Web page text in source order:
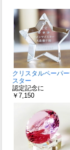
クリスタルペーパ
スター
認定記念に
￥7,150